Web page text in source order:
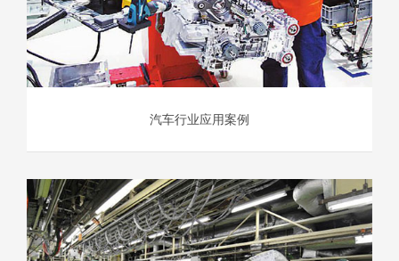
汽车行业应用案例